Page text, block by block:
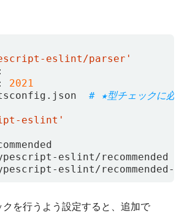
eslint/parser'
2021
# ★型チェックに必
eslint'
eslint/recommended
eslint/
クを行うよう設定すると、追加で